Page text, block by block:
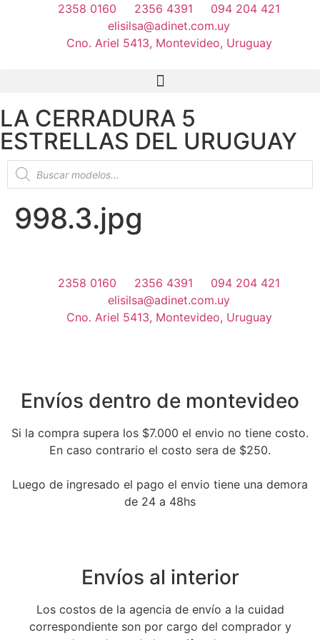
2358 0160 2356 4391
094 204 421
elisilsa@adinet.com.uy
Cno. Ariel 5413, Montevideo, Uruguay
LA CERRADURA 5
ESTRELLAS DEL URUGUAY
998.3.jpg
2358 0160 2356 4391
094 204 421
elisilsa@adinet.com.uy
Cno. Ariel 5413, Montevideo, Uruguay
Envíos dentro de montevideo
Si la compra supera los $7.000 el envio no tiene costo.
En caso contrario el costo sera de $250.
Luego de ingresado el pago el envio tiene una demora
de 24 a 48hs
Envíos al interior
Los costos de la agencia de envío a la cuidad
correspondiente son por cargo del comprador y